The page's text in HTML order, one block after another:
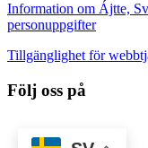
Information om Ájtte,
personuppgifter
Tillgänglighet för
Följ oss på